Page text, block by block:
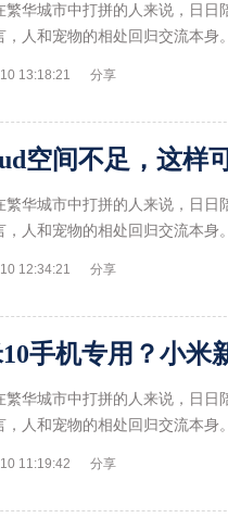
繁华城市中打拼的人来说，日
，人和宠物的相处回归交流本
13:18:21 分享
空间不足，这样
繁华城市中打拼的人来说，日
，人和宠物的相处回归交流本
12:34:21 分享
手机专用？小米
繁华城市中打拼的人来说，日
，人和宠物的相处回归交流本
11:19:42 分享